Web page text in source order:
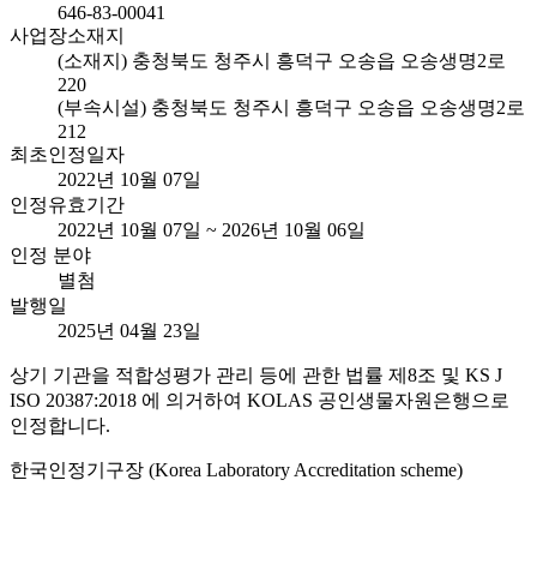
646-83-00041
사업장소재지
(소재지) 충청북도 청주시 흥덕구 오송읍 오송생명2로
220
(부속시설) 충청북도 청주시 흥덕구 오송읍 오송생명2로
212
최초인정일자
2022년 10월 07일
인정유효기간
2022년 10월 07일 ~ 2026년 10월 06일
인정 분야
별첨
발행일
2025년 04월 23일
상기 기관을 적합성평가 관리 등에 관한 법률 제8조 및 KS J
ISO 20387:2018 에 의거하여 KOLAS 공인생물자원은행으로
인정합니다.
한국인정기구장 (Korea Laboratory Accreditation scheme)